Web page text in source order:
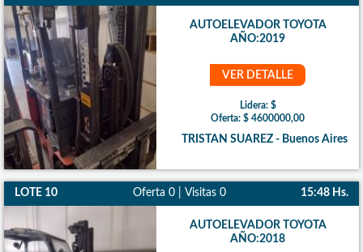
AUTOELEVADOR TOYOTA
AÑO:2019
VER DETALLE
Lidera: $
Oferta: $ 4600000,00
TRISTAN SUAREZ - Buenos Aires
LOTE 10 Oferta 0 | Visitas 0 15:48 Hs.
AUTOELEVADOR TOYOTA
AÑO:2018